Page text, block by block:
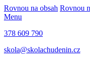
Rovnou na obsah Rovnou
Menu
378 609 790
skola@skolachudenin.cz